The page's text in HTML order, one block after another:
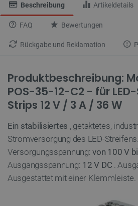
Beschreibung Artikeldetails
FAQ Bewertungen
Rückgabe und Reklamation
Produktbeschreibung:
POS-35-12-C2 - für
Strips 12 V / 3 A / 36 W
Ein stabilisiertes , getaktetes,
Stromversorgung des LED-Streifens.
Versorgungsspannung:von 100 V
Ausgangsspannung: 12 V DC .
Ausgestattet mit einer Klemmleiste.